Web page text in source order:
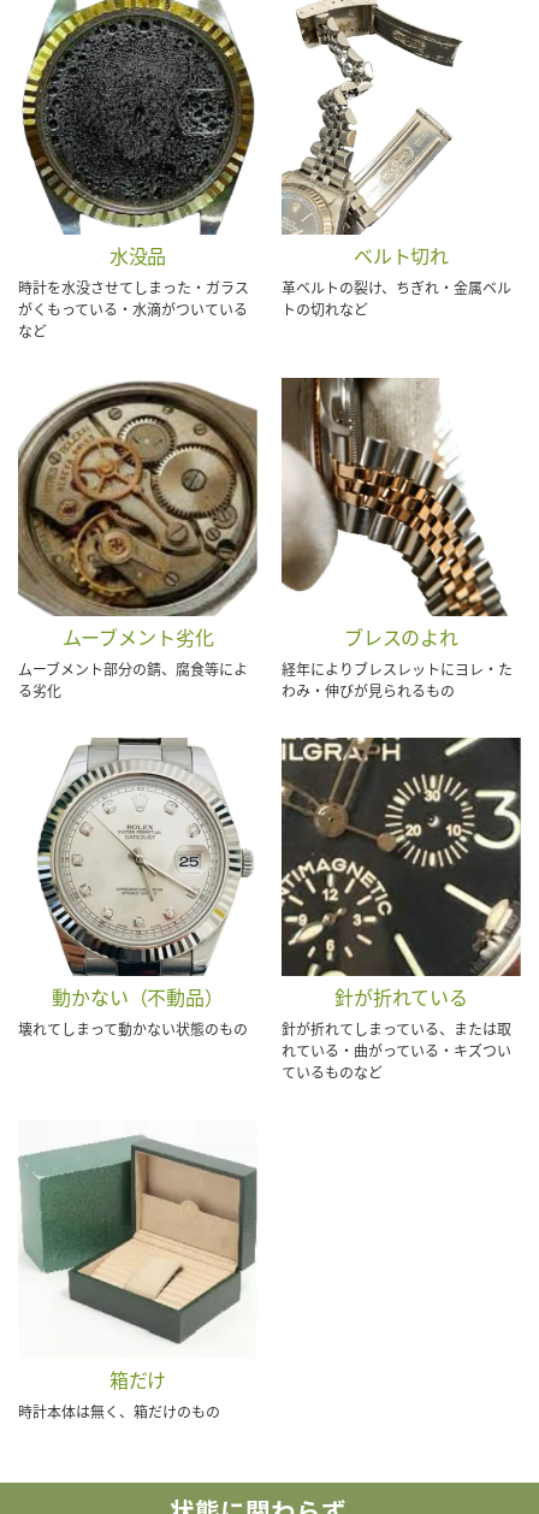
水没品
時計を水没させてしまった・ガラス
がくもっている・水滴がついている
など
ベルト切れ
革ベルトの裂け、ちぎれ・金属ベル
トの切れなど
ムーブメント劣化
ムーブメント部分の錆、腐食等によ
る劣化
ブレスのよれ
経年によりブレスレットにヨレ・た
わみ・伸びが見られるもの
動かない（不動品）
壊れてしまって動かない状態のもの
針が折れている
針が折れてしまっている、または取
れている・曲がっている・キズつい
ているものなど
箱だけ
時計本体は無く、箱だけのもの